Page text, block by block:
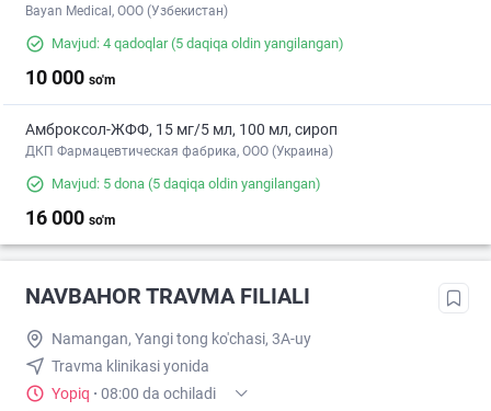
Bayan Medical, ООО (Узбекистан)
Mavjud: 4 qadoqlar(5 daqiqa oldin yangilangan)
10 000 so'm
Амброксол-ЖФФ, 15 мг/5 мл, 100 мл, сироп
ДКП Фармацевтическая фабрика, ООО (Украина)
Mavjud: 5 dona (5 daqiqa oldin yangilangan)
16 000 so'm
NAVBAHOR TRAVMA FILIALI
Namangan, Yangi tong ko'chasi, 3A-uy
Travma klinikasi yonida
Yopiq · 08:00 da ochiladi